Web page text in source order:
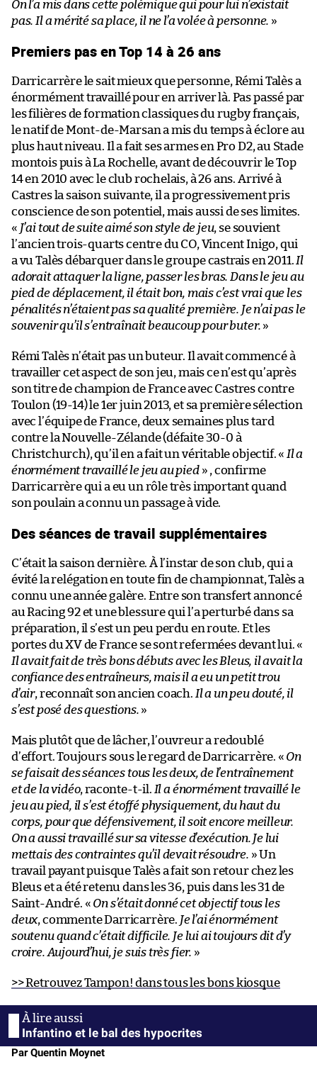
On l’a mis dans cette polémique qui pour lui n’existait
pas. Il a mérité sa place, il ne l’a volée à personne. »
Premiers pas en Top 14 à 26 ans
Darricarrère le sait mieux que personne, Rémi Talès a
énormément travaillé pour en arriver là. Pas passé par
les filières de formation classiques du rugby français,
le natif de Mont-de-Marsan a mis du temps à éclore au
plus haut niveau. Il a fait ses armes en Pro D2, au Stade
montois puis à La Rochelle, avant de découvrir le Top
14 en 2010 avec le club rochelais, à 26 ans. Arrivé à
Castres la saison suivante, il a progressivement pris
conscience de son potentiel, mais aussi de ses limites.
« J’ai tout de suite aimé son style de jeu, se souvient
l’ancien trois-quarts centre du CO, Vincent Inigo, qui
a vu Talès débarquer dans le groupe castrais en 2011. Il
adorait attaquer la ligne, passer les bras. Dans le jeu au
pied de déplacement, il était bon, mais c’est vrai que les
pénalités n’étaient pas sa qualité première. Je n’ai pas le
souvenir qu’il s’entraînait beaucoup pour buter. »
Rémi Talès n’était pas un buteur. Il avait commencé à
travailler cet aspect de son jeu, mais ce n’est qu’après
son titre de champion de France avec Castres contre
Toulon (19-14) le 1er juin 2013, et sa première sélection
avec l’équipe de France, deux semaines plus tard
contre la Nouvelle-Zélande (défaite 30-0 à
Christchurch), qu’il en a fait un véritable objectif. « Il a
énormément travaillé le jeu au pied» , confirme
Darricarrère qui a eu un rôle très important quand
son poulain a connu un passage à vide.
Des séances de travail supplémentaires
C’était la saison dernière. À l’instar de son club, qui a
évité la relégation en toute fin de championnat, Talès a
connu une année galère. Entre son transfert annoncé
au Racing 92 et une blessure qui l’a perturbé dans sa
préparation, il s’est un peu perdu en route. Et les
portes du XV de France se sont refermées devant lui. «
Il avait fait de très bons débuts avec les Bleus, il avait la
confiance des entraîneurs, mais il a eu un petit trou
d’air, reconnaît son ancien coach. Il a un peu douté, il
s’est posé des questions. »
Mais plutôt que de lâcher, l’ouvreur a redoublé
d’effort. Toujours sous le regard de Darricarrère. « On
se faisait des séances tous les deux, de l’entraînement
et de la vidéo, raconte-t-il. Il a énormément travaillé le
jeu au pied, il s’est étoffé physiquement, du haut du
corps, pour que défensivement, il soit encore meilleur.
On a aussi travaillé sur sa vitesse d’exécution. Je lui
mettais des contraintes qu’il devait résoudre. » Un
travail payant puisque Talès a fait son retour chez les
Bleus et a été retenu dans les 36, puis dans les 31 de
Saint-André. « On s’était donné cet objectif tous les
deux, commente Darricarrère. Je l’ai énormément
soutenu quand c’était difficile. Je lui ai toujours dit d’y
croire. Aujourd’hui, je suis très fier. »
>> Retrouvez Tampon! dans tous les bons kiosque
Infantino et le bal des hypocrites
Par Quentin Moynet